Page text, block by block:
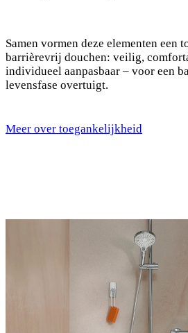
Samen vormen deze elementen een
barrièrevrij douchen: veilig,
individueel aanpasbaar – voor een
levensfase overtuigt.
Meer over toegankelijkheid